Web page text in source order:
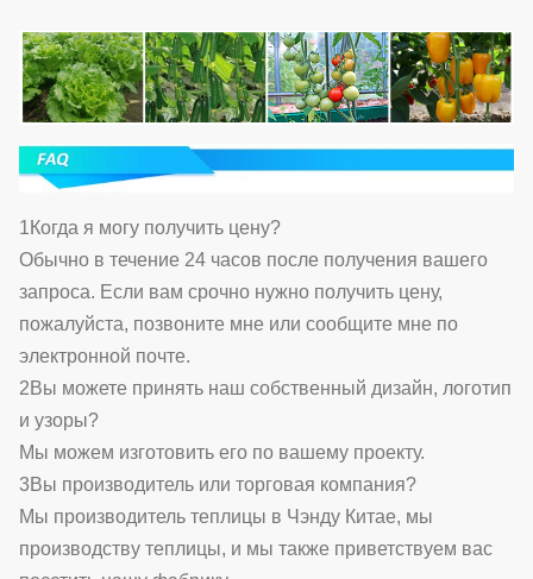
1Когда я могу получить цену?
Обычно в течение 24 часов после получения вашего
запроса. Если вам срочно нужно получить цену,
пожалуйста, позвоните мне или сообщите мне по
электронной почте.
2Вы можете принять наш собственный дизайн, логотип
и узоры?
Мы можем изготовить его по вашему проекту.
3Вы производитель или торговая компания?
Мы производитель теплицы в Чэнду Китае, мы
производству теплицы, и мы также приветствуем вас